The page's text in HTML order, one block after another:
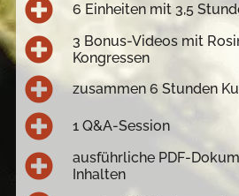
6 Einheiten mit 3,5
3 Bonus-Videos mit
Kongressen
zusammen 6 Stunden
1 Q&A-Session
ausführliche PDF-
Inhalten